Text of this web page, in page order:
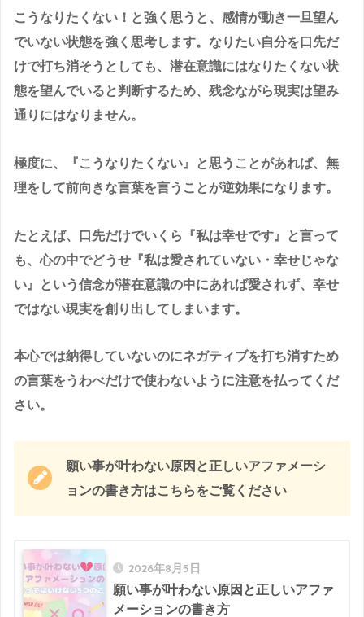
こうなりたくない！と強く思うと、感情が動き一旦望ん
でいない状態を強く思考します。なりたい自分を口先だ
けで打ち消そうとしても、潜在意識にはなりたくない状
態を望んでいると判断するため、残念ながら現実は望み
通りにはなりません。
極度に、『こうなりたくない』と思うことがあれば、無
理をして前向きな言葉を言うことが逆効果になります。
たとえば、口先だけでいくら『私は幸せです』と言って
も、心の中でどうせ『私は愛されていない・幸せじゃな
い』という信念が潜在意識の中にあれば愛されず、幸せ
ではない現実を創り出してしまいます。
本心では納得していないのにネガティブを打ち消すため
の言葉をうわべだけで使わないように注意を払ってくだ
さい。
願い事が叶わない原因と正しいアファメーシ
ョンの書き方はこちらをご覧ください
2026年8月5日
願い事が叶わない原因と正しいアファ
メーションの書き方